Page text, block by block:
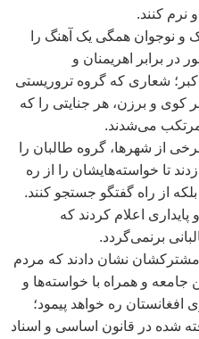
نرم کنند.
و نوجوان همگی یک آهنگ را
در برابر اهریمنان و
اکبر؛ شعاری که گروه تروریستی
کوی و برزن، هر جنایتی را که
مرتکب میشدند.
از شهرها، گروه طالبان را
تا خواستههایشان را از ره
بلکه از راه گفتگو جستجو کنند.
اعلام کردند که
برنمیگردد.
نشان دادند که مردم
جامعه و همراه با خواستهها و
ره خواهد پیمود؛
شده در قانون اساسی و اسناد